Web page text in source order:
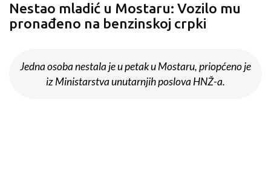
Nestao mladić u Mostaru: Vozilo mu
pronađeno na benzinskoj crpki
Jedna osoba nestala je u petak u Mostaru, priopćeno je
iz Ministarstva unutarnjih poslova HNŽ-a.